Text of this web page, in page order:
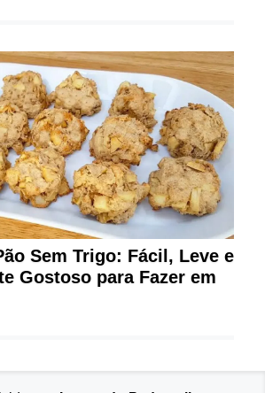
Sem Trigo: Fácil, Leve e
Gostoso para Fazer em